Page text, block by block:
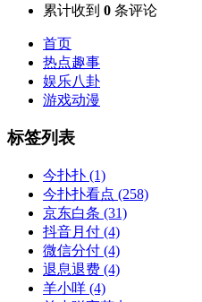
累计收到 0 条评论
首页
热点趣事
娱乐八卦
游戏动漫
标签列表
今扑扑 (1)
今扑扑看点 (258)
京东白条 (31)
抖音月付 (4)
微信分付 (4)
退息退费 (4)
羊小咩 (4)